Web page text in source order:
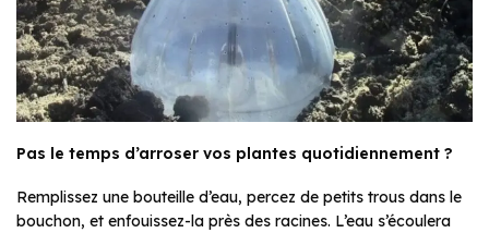
Pas le temps d’arroser vos plantes quotidiennement ?
Remplissez une bouteille d’eau, percez de petits trous dans le
bouchon, et enfouissez-la près des racines. L’eau s’écoulera